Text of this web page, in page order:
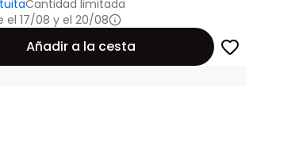
Cantidad limitada
el 17/08 y el 20/08
Añadir a la cesta